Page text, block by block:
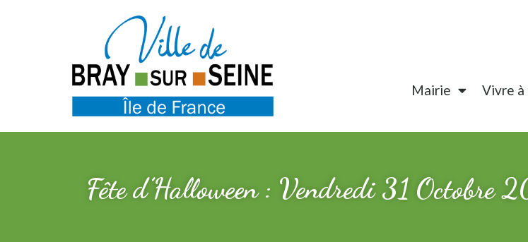
Mairie Vivre à
Fête d’Halloween : Vendredi 31 Octobre